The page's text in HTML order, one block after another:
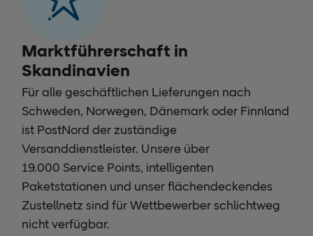
Marktführerschaft in
Skandinavien
Für alle geschäftlichen Lieferungen nach
Schweden, Norwegen, Dänemark oder Finnland
ist PostNord der zuständige
Versanddienstleister. Unsere über
19.000 Service Points, intelligenten
Paketstationen und unser flächendeckendes
Zustellnetz sind für Wettbewerber schlichtweg
nicht verfügbar.